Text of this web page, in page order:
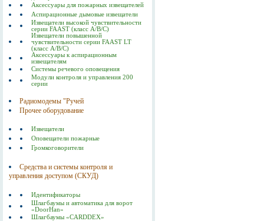
Аксессуары для пожарных извещателей
Аспирационные дымовые извещатели
Извещатели высокой чувствительности
серии FAAST (класс А/В/С)
Извещатели повышенной
чувствительности серии FAAST LT
(класс А/В/С)
Аксессуары к аспирационным
извещателям
Системы речевого оповещения
Модули контроля и управления 200
серии
Радиомодемы "Ручей
Прочее оборудование
Извещатели
Оповещатели пожарные
Громкоговорители
Средства и системы контроля и
управления доступом (СКУД)
Идентификаторы
Шлагбаумы и автоматика для ворот
«DoorHan»
Шлагбаумы «CARDDEX»